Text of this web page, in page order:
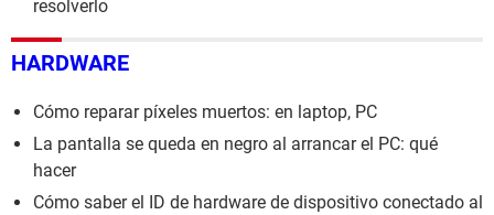
resolverlo
HARDWARE
Cómo reparar píxeles muertos: en laptop, PC
La pantalla se queda en negro al arrancar el PC: qué
hacer
Cómo saber el ID de hardware de dispositivo conectado al